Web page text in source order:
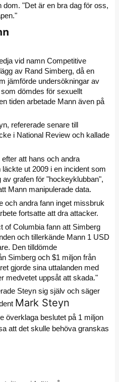
"Det är en bra dag för oss,
vid namn Competitive
av Rand Simberg, då en
jämförde undersökningar av
dömdes för sexuellt
tiden arbetade Mann även på
refererade senare till
i National Review och kallade
att hans och andra
ut 2009 i en incident som
grafen för "hockeyklubban",
Mann manipulerade data.
och andra fann inget missbruk
fortsatte att dra attacker.
of Columbia fann att Simberg
och tillerkände Mann 1 USD
Den tilldömde
Simberg och $1 miljon från
gjorde sina uttalanden med
medvetet uppsåt att skada."
Steyn sig själv och säger
Mark Steyn
överklaga beslutet på 1 miljon
att det skulle behöva granskas